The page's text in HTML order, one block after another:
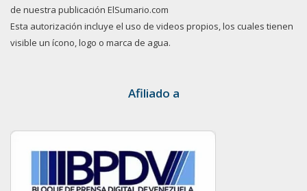
de nuestra publicación ElSumario.com
Esta autorización incluye el uso de videos propios, los cuales tienen
visible un ícono, logo o marca de agua.
Afiliado a